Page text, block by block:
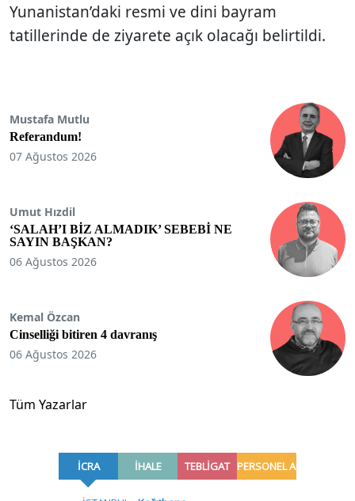
Yunanistan’daki resmi ve dini bayram
tatillerinde de ziyarete açık olacağı belirtildi.
Mustafa Mutlu
Referandum!
07 Ağustos 2026
Umut Hızdil
‘SALAH’I BİZ ALMADIK’ SEBEBİ NE
SAYIN BAŞKAN?
06 Ağustos 2026
Kemal Özcan
Cinselliği bitiren 4 davranış
06 Ağustos 2026
Tüm Yazarlar